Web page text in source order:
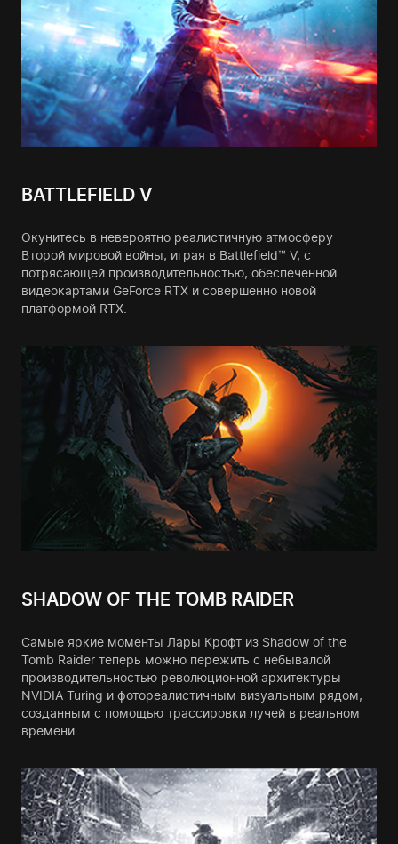
BATTLEFIELD V
Окунитесь в невероятно реалистичную атмосферу
Второй мировой войны, играя в Battlefield™ V, с
потрясающей производительностью, обеспеченной
видеокартами GeForce RTX и совершенно новой
платформой RTX.
SHADOW OF THE TOMB RAIDER
Самые яркие моменты Лары Крофт из Shadow of the
Tomb Raider теперь можно пережить с небывалой
производительностью революционной архитектуры
NVIDIA Turing и фотореалистичным визуальным рядом,
созданным с помощью трассировки лучей в реальном
времени.